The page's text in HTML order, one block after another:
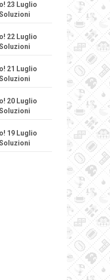
23 Luglio
22 Luglio
21 Luglio
20 Luglio
19 Luglio